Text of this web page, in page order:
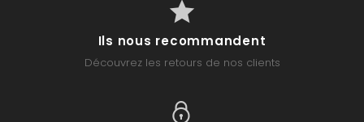
Ils nous recommandent
Découvrez les retours de nos clients